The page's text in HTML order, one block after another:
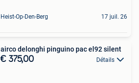
Heist-Op-Den-Berg 17 juil. 26
airco delonghi pinguino pac el92 silent
€ 375,00 Détails